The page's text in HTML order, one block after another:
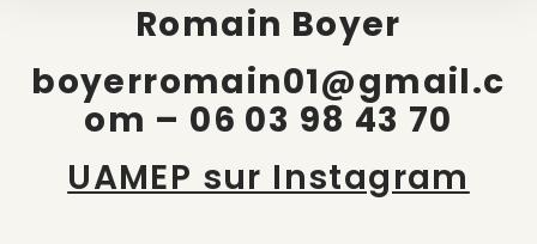
Romain Boyer
boyerromain01@gmail.c
om – 06 03 98 43 70
UAMEP sur Instagram